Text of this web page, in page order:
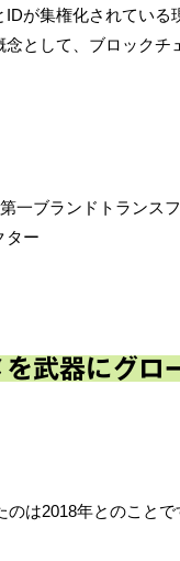
が集権化されている
として、ブロック
一ブランドトランス
ター
武器にグロ
は2018年とのこと